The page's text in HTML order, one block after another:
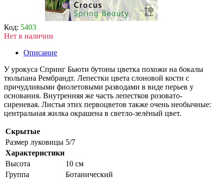
Код: 5403
Нет в наличии
Описание
У урокуса Спринг Бьюти бутоны цветка похожи на бокалы
тюльпана Рембрандт. Лепестки цвета слоновой кости с
причудливыми фиолетовыми разводами в виде перьев у
основания. Внутренняя же часть лепестков розовато-
сиреневая. Листья этих первоцветов также очень необычные:
центральная жилка окрашена в светло-зелёный цвет.
Скрытые
Размер луковицы 5/7
Характеристики
Высота
10 см
Группа
Ботанический